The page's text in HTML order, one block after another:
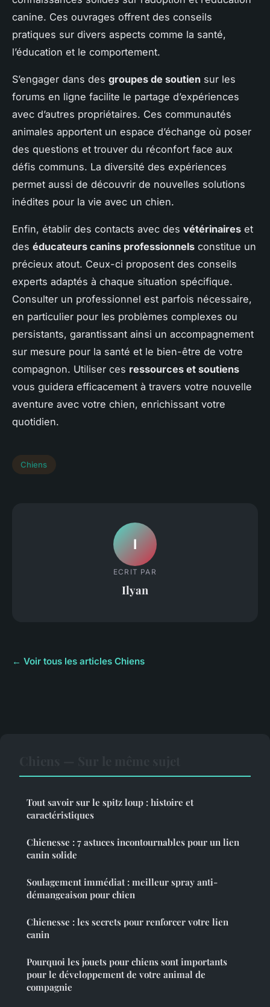
canine. Ces ouvrages offrent des conseils
pratiques sur divers aspects comme la santé,
l’éducation et le comportement.
S’engager dans des groupes de soutien sur les
forums en ligne facilite le partage d’expériences
avec d’autres propriétaires. Ces communautés
animales apportent un espace d’échange où poser
des questions et trouver du réconfort face aux
défis communs. La diversité des expériences
permet aussi de découvrir de nouvelles solutions
inédites pour la vie avec un chien.
Enfin, établir des contacts avec des vétérinaires et
des éducateurs canins professionnels constitue un
précieux atout. Ceux-ci proposent des conseils
experts adaptés à chaque situation spécifique.
Consulter un professionnel est parfois nécessaire,
en particulier pour les problèmes complexes ou
persistants, garantissant ainsi un accompagnement
sur mesure pour la santé et le bien-être de votre
compagnon. Utiliser ces ressources et soutiens
vous guidera efficacement à travers votre nouvelle
aventure avec votre chien, enrichissant votre
quotidien.
Chiens
I
ECRIT PAR
Ilyan
← Voir tous les articles Chiens
Tout savoir sur le spitz loup : histoire et
caractéristiques
Chienesse : 7 astuces incontournables pour un lien
canin solide
Soulagement immédiat : meilleur spray anti-
démangeaison pour chien
Chienesse : les secrets pour renforcer votre lien
canin
Pourquoi les jouets pour chiens sont importants
pour le développement de votre animal de
compagnie